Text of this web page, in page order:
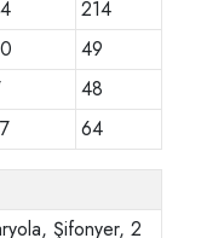
214
49
48
64
Şifonyer, 2